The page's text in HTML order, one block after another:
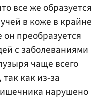
все же образуется
в коже в крайне
преобразуется
с заболеваниями
чаще всего
как из-за
нарушено